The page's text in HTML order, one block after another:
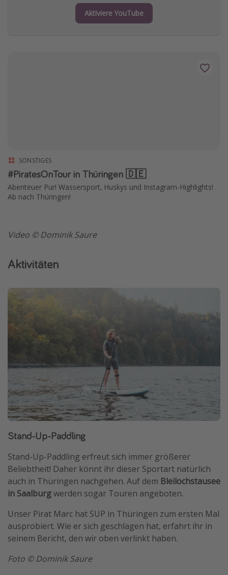
Aktiviere YouTube
SONSTIGES
#PiratesOnTour in Thüringen 🇩🇪
Abenteuer Pur! Wassersport, Huskys und Instagram-Highlights!
Ab nach Thüringen!
Video © Dominik Saure
Aktivitäten
Stand-Up-Paddling
Stand-Up-Paddling erfreut sich immer größerer
Beliebtheit! Daher könnt ihr dieser Sportart natürlich
auch in Thüringen nachgehen. Auf dem Bleilochstausee
in Saalburgwerden sogar Touren angeboten.
Unser Pirat Marc hat SUP in Thüringen zum ersten Mal
ausprobiert. Wie er sich geschlagen hat, erfahrt ihr in
seinem Bericht, den wir oben verlinkt haben.
Foto © Dominik Saure